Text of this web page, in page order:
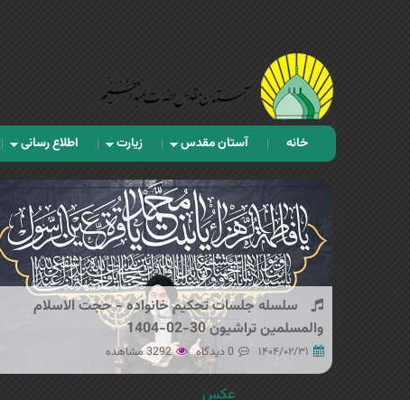
خانه آستان مقدس زیارت اطلاع رسانی
سلسله جلسات تحکیم خانواده - حجت الاسلام
والمسلمین تراشیون 30-02-1404
۱۴۰۴/۰۲/۳۱ 0 دیدگاه 3292 مشاهده
عکس